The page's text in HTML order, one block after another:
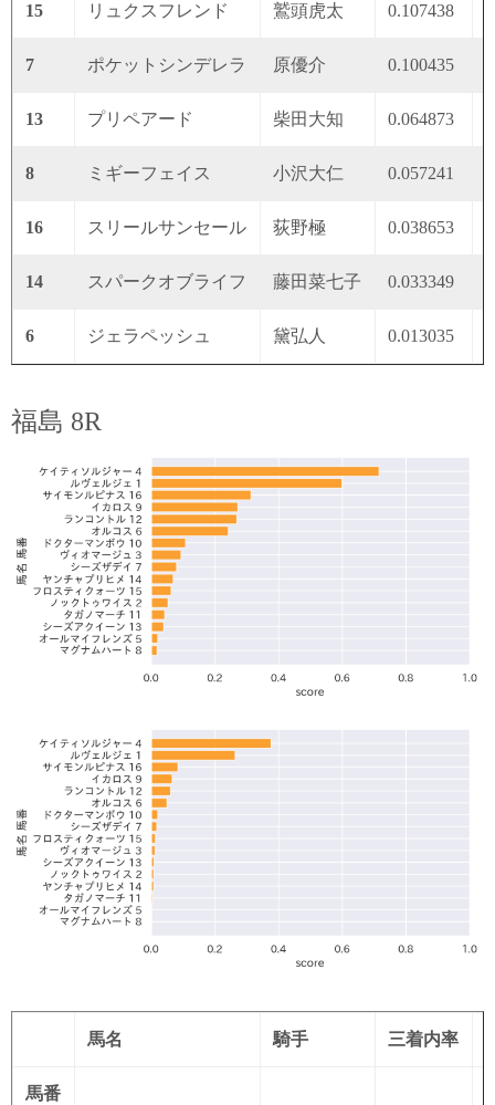
15 リュクスフレンド 鷲頭虎太 0.107438
7 ポケットシンデレラ 原優介 0.100435
13 プリペアード 柴田大知 0.064873
8 ミギーフェイス 小沢大仁 0.057241
16 スリールサンセール 荻野極 0.038653
14 スパークオブライフ 藤田菜七子 0.033349
6 ジェラペッシュ 黛弘人 0.013035
福島 8R
馬名 騎手 三着内率
馬番